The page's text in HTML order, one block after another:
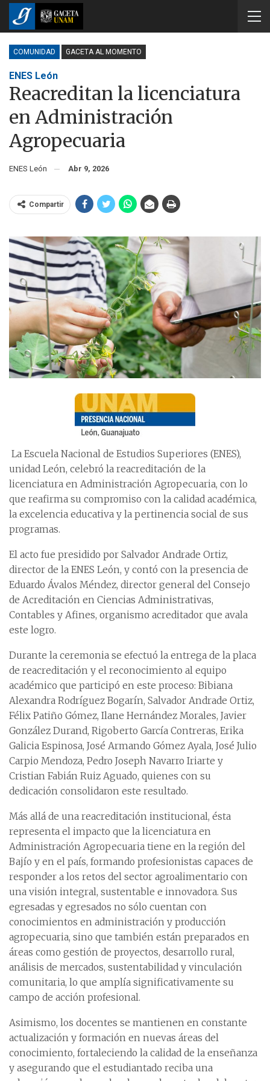
COMUNIDAD GACETA AL MOMENTO
ENES León
Reacreditan la licenciatura
en Administración
Agropecuaria
ENES León Abr 9, 2026
Compartir
La Escuela Nacional de Estudios Superiores (ENES),
unidad León, celebró la reacreditación de la
licenciatura en Administración Agropecuaria, con lo
que reafirma su compromiso con la calidad académica,
la excelencia educativa y la pertinencia social de sus
programas.
El acto fue presidido por Salvador Andrade Ortiz,
director de la ENES León, y contó con la presencia de
Eduardo Ávalos Méndez, director general del Consejo
de Acreditación en Ciencias Administrativas,
Contables y Afines, organismo acreditador que avala
este logro.
Durante la ceremonia se efectuó la entrega de la placa
de reacreditación y el reconocimiento al equipo
académico que participó en este proceso: Bibiana
Alexandra Rodríguez Bogarín, Salvador Andrade Ortiz,
Félix Patiño Gómez, Ilane Hernández Morales, Javier
González Durand, Rigoberto García Contreras, Erika
Galicia Espinosa, José Armando Gómez Ayala, José Julio
Carpio Mendoza, Pedro Joseph Navarro Iriarte y
Cristian Fabián Ruiz Aguado, quienes con su
dedicación consolidaron este resultado.
Más allá de una reacreditación institucional, ésta
representa el impacto que la licenciatura en
Administración Agropecuaria tiene en la región del
Bajío y en el país, formando profesionistas capaces de
responder a los retos del sector agroalimentario con
una visión integral, sustentable e innovadora. Sus
egresadas y egresados no sólo cuentan con
conocimientos en administración y producción
agropecuaria, sino que también están preparados en
áreas como gestión de proyectos, desarrollo rural,
análisis de mercados, sustentabilidad y vinculación
comunitaria, lo que amplía significativamente su
campo de acción profesional.
Asimismo, los docentes se mantienen en constante
actualización y formación en nuevas áreas del
conocimiento, fortaleciendo la calidad de la enseñanza
y asegurando que el estudiantado reciba una